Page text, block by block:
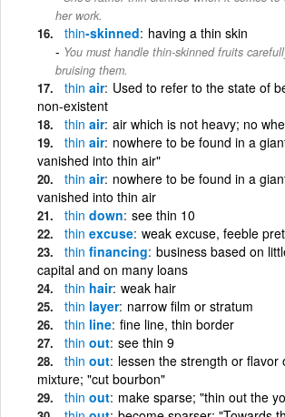
her work.
thin-skinned having a thin skin
You must handle thin-skinned fruits
bruising them.
thin air Used to refer to the state of
non-existent
thin air air which is not heavy; no
thin air nowhere to be found in a
vanished into thin air"
thin air nowhere to be found in a
vanished into thin air
thin down see thin 10
thin excuse weak excuse, feeble
thin financing business based on
capital and on many loans
thin hair weak hair
thin layer narrow film or stratum
thin line fine line, thin border
thin out see thin 9
thin out lessen the strength or flavor
mixture; "cut bourbon"
thin out make sparse; "thin out the